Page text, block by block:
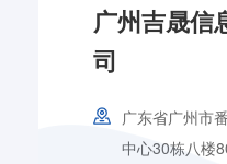
广州吉晟信
司
广东省广州市
中心30栋八楼